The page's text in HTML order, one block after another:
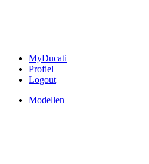
MyDucati
Profiel
Logout
Modellen